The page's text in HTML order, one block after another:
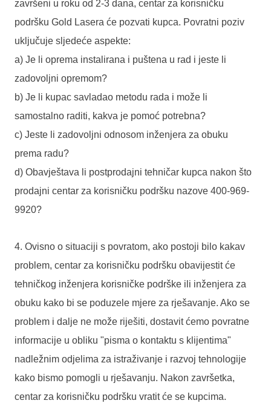
završeni u roku od 2-3 dana, centar za korisničku
podršku Gold Lasera će pozvati kupca. Povratni poziv
uključuje sljedeće aspekte:
a) Je li oprema instalirana i puštena u rad i jeste li
zadovoljni opremom?
b) Je li kupac savladao metodu rada i može li
samostalno raditi, kakva je pomoć potrebna?
c) Jeste li zadovoljni odnosom inženjera za obuku
prema radu?
d) Obavještava li postprodajni tehničar kupca nakon što
prodajni centar za korisničku podršku nazove 400-969-
9920?
4. Ovisno o situaciji s povratom, ako postoji bilo kakav
problem, centar za korisničku podršku obavijestit će
tehničkog inženjera korisničke podrške ili inženjera za
obuku kako bi se poduzele mjere za rješavanje. Ako se
problem i dalje ne može riješiti, dostavit ćemo povratne
informacije u obliku "pisma o kontaktu s klijentima"
nadležnim odjelima za istraživanje i razvoj tehnologije
kako bismo pomogli u rješavanju. Nakon završetka,
centar za korisničku podršku vratit će se kupcima.